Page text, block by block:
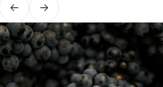
PrécédentSuivant